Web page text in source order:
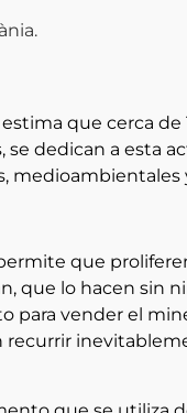
que cerca de
se dedican a esta
medioambientales
que
que lo hacen sin
para vender el
recurrir